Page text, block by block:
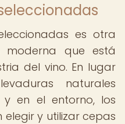
es otra
moderna que está
del vino. En lugar
naturales
en el entorno, los
y utilizar cepas